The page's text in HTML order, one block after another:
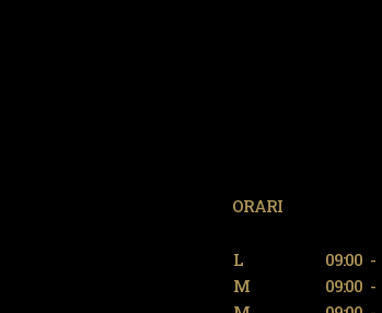
ORARI
L 09:00 -
M
09:00 -